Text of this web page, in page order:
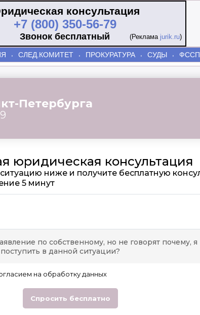
консультация
+7 (800) 350-56-79
Звонок бесплатный (Реклама jurik.ru)
⬫ СЛЕД.КОМИТЕТ ⬫ ПРОКУРАТУРА ⬫ СУДЫ ⬫ ФССП